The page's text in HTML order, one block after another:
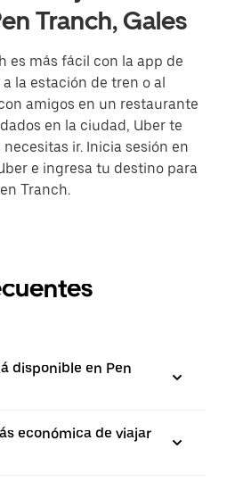
Tranch, Gales
es más fácil con la app de
a la estación de tren o al
amigos en un restaurante
en la ciudad, Uber te
ir. Inicia sesión en
e ingresa tu destino para
Tranch.
disponible en Pen
económica de viajar